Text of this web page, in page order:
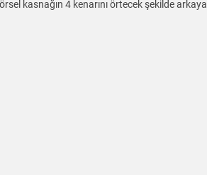
kasnağın 4 kenarını örtecek şekilde arkaya